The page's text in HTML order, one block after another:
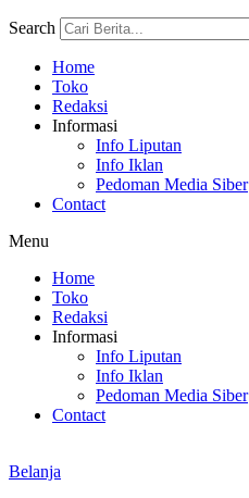
Search
Home
Toko
Redaksi
Informasi
Info Liputan
Info Iklan
Pedoman Media Siber
Contact
Menu
Home
Toko
Redaksi
Informasi
Info Liputan
Info Iklan
Pedoman Media Siber
Contact
Belanja